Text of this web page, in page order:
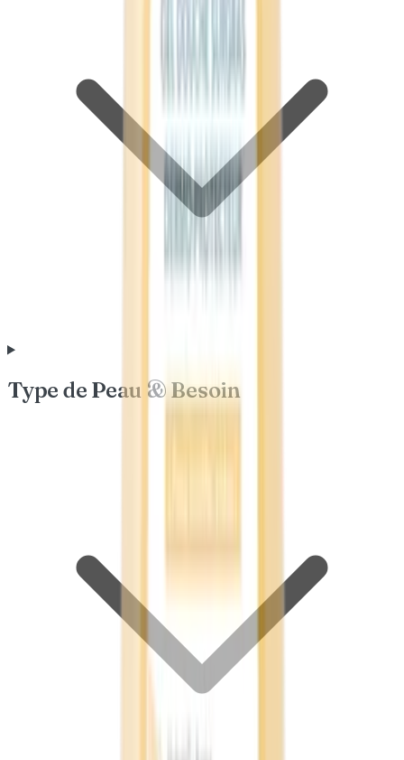
Type de Peau & Besoin